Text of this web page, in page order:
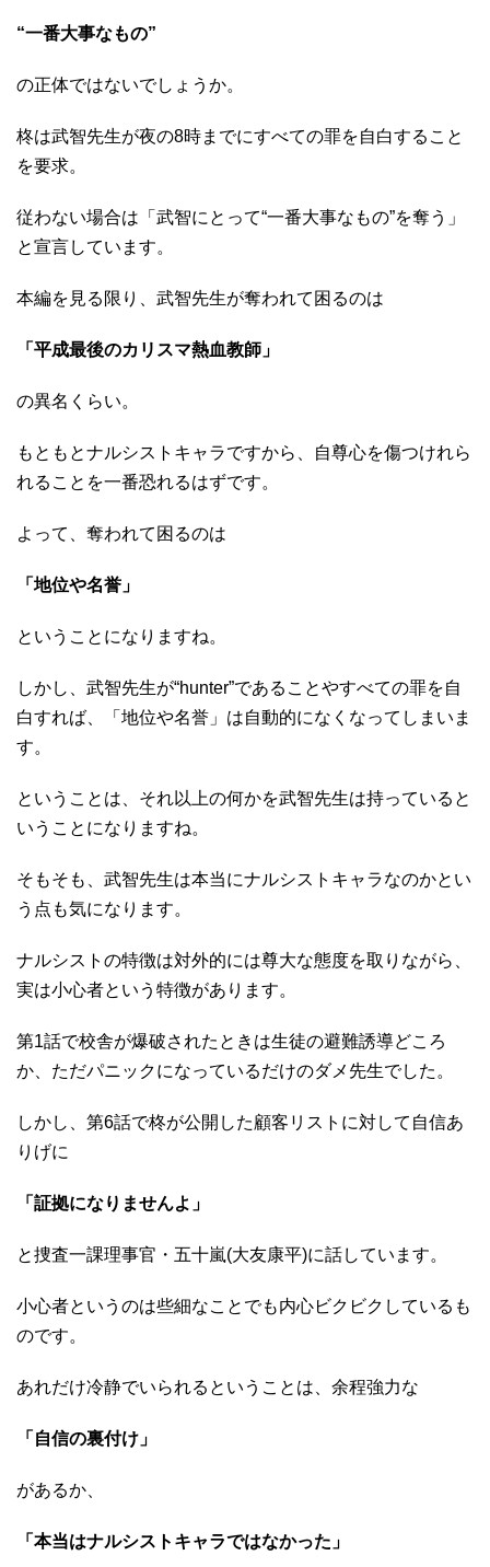
“一番大事なもの”
の正体ではないでしょうか。
柊は武智先生が夜の8時までにすべての罪を自白すること
を要求。
従わない場合は「武智にとって“一番大事なもの”を奪う」
と宣言しています。
本編を見る限り、武智先生が奪われて困るのは
「平成最後のカリスマ熱血教師」
の異名くらい。
もともとナルシストキャラですから、自尊心を傷つけれら
れることを一番恐れるはずです。
よって、奪われて困るのは
「地位や名誉」
ということになりますね。
しかし、武智先生が“hunter”であることやすべての罪を自
白すれば、「地位や名誉」は自動的になくなってしまいま
す。
ということは、それ以上の何かを武智先生は持っていると
いうことになりますね。
そもそも、武智先生は本当にナルシストキャラなのかとい
う点も気になります。
ナルシストの特徴は対外的には尊大な態度を取りながら、
実は小心者という特徴があります。
第1話で校舎が爆破されたときは生徒の避難誘導どころ
か、ただパニックになっているだけのダメ先生でした。
しかし、第6話で柊が公開した顧客リストに対して自信あ
りげに
「証拠になりませんよ」
と捜査一課理事官・五十嵐(大友康平)に話しています。
小心者というのは些細なことでも内心ビクビクしているも
のです。
あれだけ冷静でいられるということは、余程強力な
「自信の裏付け」
があるか、
「本当はナルシストキャラではなかった」